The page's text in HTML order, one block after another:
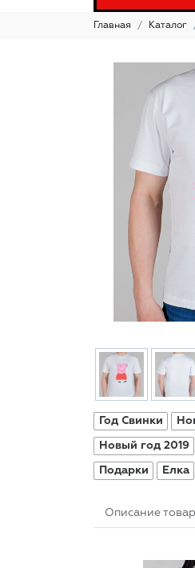
Главная Каталог
Год Свинки
Новый год 2019
Подарки Елка
Описание